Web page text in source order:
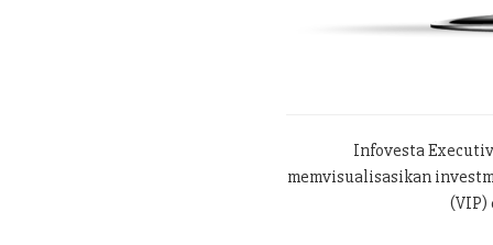
Infovesta
memvisualisasikan
(VIP)